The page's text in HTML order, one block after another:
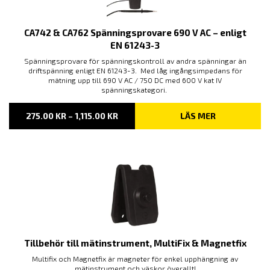
CA742 & CA762 Spänningsprovare 690 V AC – enligt
EN 61243-3
Spänningsprovare för spänningskontroll av andra spänningar än
driftspänning enligt EN 61243-3. Med låg ingångsimpedans för
mätning upp till 690 V AC / 750 DC med 600 V kat IV
spänningskategori.
275.00 KR – 1,115.00 KRPRISINTERVALL:
TILL
LÄS MER
Tillbehör till mätinstrument, MultiFix & Magnetfix
Multifix och Magnetfix är magneter för enkel upphängning av
mätinstrument och väskor överallt!